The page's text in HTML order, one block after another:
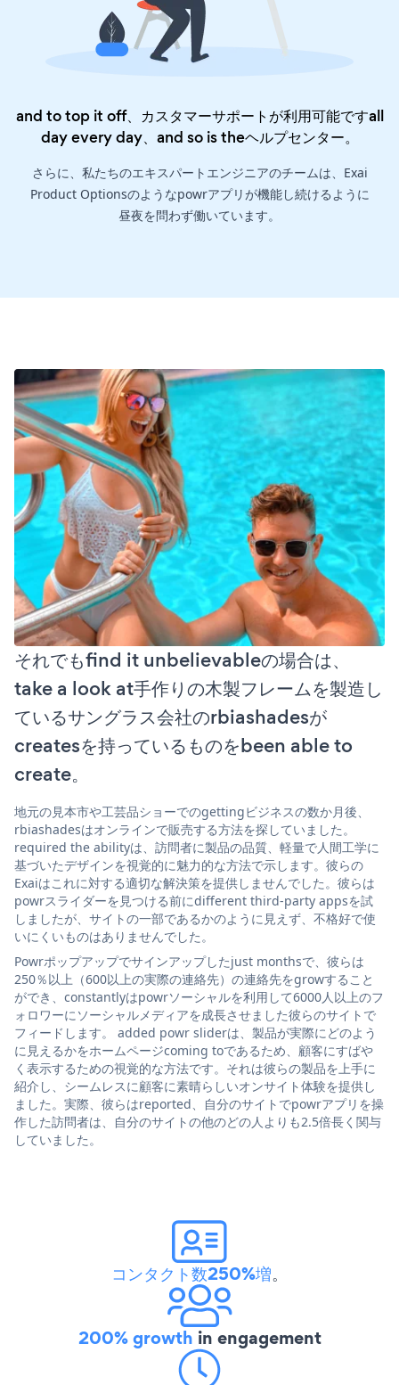
and to top it off、カスタマーサポートが利用可能ですall
day every day、and so is theヘルプセンター。
さらに、私たちのエキスパートエンジニアのチームは、Exai
Product Optionsのようなpowrアプリが機能し続けるように
昼夜を問わず働いています。
それでもfind it unbelievableの場合は、
take a look at手作りの木製フレームを製造し
ているサングラス会社のrbiashadesが
createsを持っているものをbeen able to
create。
地元の見本市や工芸品ショーでのgettingビジネスの数か月後、
rbiashadesはオンラインで販売する方法を探していました。
required the abilityは、訪問者に製品の品質、軽量で人間工学に
基づいたデザインを視覚的に魅力的な方法で示します。彼らの
Exaiはこれに対する適切な解決策を提供しませんでした。彼らは
powrスライダーを見つける前にdifferent third-party appsを試
しましたが、サイトの一部であるかのように見えず、不格好で使
いにくいものはありませんでした。
Powrポップアップでサインアップしたjust monthsで、彼らは
250％以上（600以上の実際の連絡先）の連絡先をgrowすること
ができ、constantlyはpowrソーシャルを利用して6000人以上のフ
ォロワーにソーシャルメディアを成長させました彼らのサイトで
フィードします。 added powr sliderは、製品が実際にどのよう
に見えるかをホームページcoming toであるため、顧客にすばや
く表示するための視覚的な方法です。それは彼らの製品を上手に
紹介し、シームレスに顧客に素晴らしいオンサイト体験を提供し
ました。実際、彼らはreported、自分のサイトでpowrアプリを操
作した訪問者は、自分のサイトの他のどの人よりも2.5倍長く関与
していました。
コンタクト数250%増。
200% growth in engagement